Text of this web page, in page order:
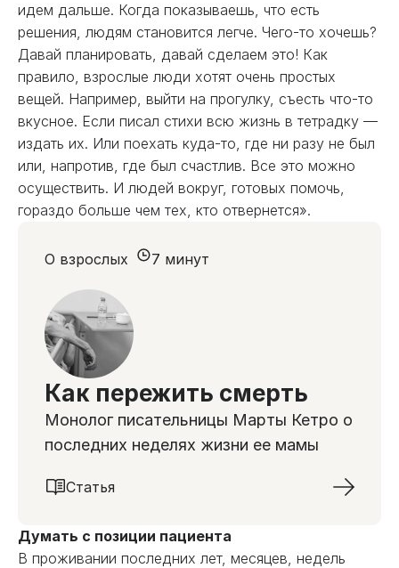
идем дальше. Когда показываешь, что есть
решения, людям становится легче. Чего-то хочешь?
Давай планировать, давай сделаем это! Как
правило, взрослые люди хотят очень простых
вещей. Например, выйти на прогулку, съесть что-то
вкусное. Если писал стихи всю жизнь в тетрадку —
издать их. Или поехать куда-то, где ни разу не был
или, напротив, где был счастлив. Все это можно
осуществить. И людей вокруг, готовых помочь,
гораздо больше чем тех, кто отвернется».
Как пережить смерть
Монолог писательницы Марты Кетро о
последних неделях жизни ее мамы
О взрослых
Статья
7 минут
Думать с позиции пациента
В проживании последних лет, месяцев, недель